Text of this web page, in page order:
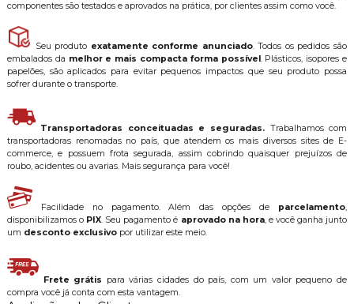
componentes são testados e aprovados na prática, por clientes assim como você.
Seu produto exatamente conforme anunciado. Todos os pedidos são
embalados da melhor e mais compacta forma possível . Plásticos, isopores e
papelões, são aplicados para evitar pequenos impactos que seu produto possa
sofrer durante o transporte.
Transportadoras conceituadas e seguradas. Trabalhamos com
transportadoras renomadas no país, que atendem os mais diversos sites de E-
commerce, e possuem frota segurada, assim cobrindo quaisquer prejuízos de
roubo, acidentes ou avarias. Mais segurança para você!
Facilidade no pagamento. Além das opções de parcelamento,
disponibilizamos o PIX. Seu pagamento é aprovado na hora, e você ganha junto
um desconto exclusivopor utilizar este meio.
Frete grátis para várias cidades do país, com um valor pequeno de
compra você já conta com esta vantagem.